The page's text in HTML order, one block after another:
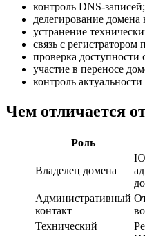
контроль DNS-записей;
делегирование
устранение
связь с
проверка доступности
участие в переносе
контроль
Чем отличается
Роль
Владелец домена
Административный
контакт
Технический